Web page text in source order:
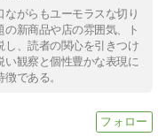
がらもユーモラスな切り
新商品や店の雰囲気、ト
し、読者の関心を引きつけ
観察と個性豊かな表現に
である。